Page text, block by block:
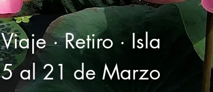
Viaje · Retiro · Isla
5 al 21 de Marzo